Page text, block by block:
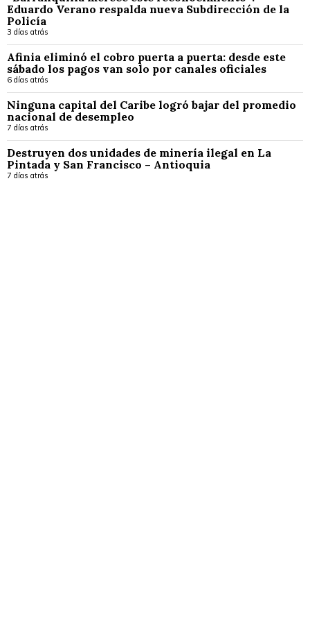
Eduardo Verano respalda nueva Subdirección de la
Policía
3 días atrás
Afinia eliminó el cobro puerta a puerta: desde este
sábado los pagos van solo por canales oficiales
6 días atrás
Ninguna capital del Caribe logró bajar del promedio
nacional de desempleo
7 días atrás
Destruyen dos unidades de minería ilegal en La
Pintada y San Francisco – Antioquia
7 días atrás